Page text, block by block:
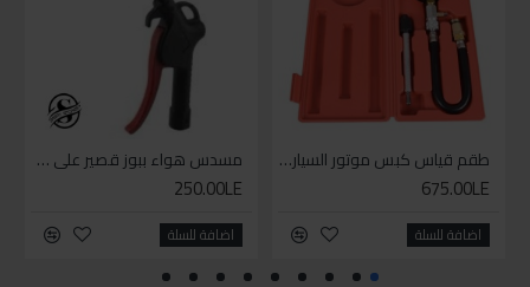
طقم قياس كبس موتور السياره 3 ق
675.00LE
اضافة للسلة
مسدس هواء ببوز قصير على كارت
250.00LE
اضافة للسلة